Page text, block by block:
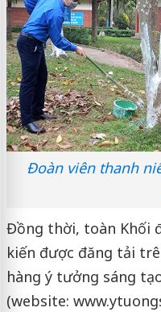
Đoàn viên thanh
Đồng thời, toàn Khối
kiến được đăng tải
hàng ý tưởng sáng
(website: